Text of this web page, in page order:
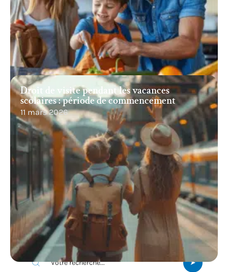
Droit de visite pendant les vacances
scolaires : période de commencement
11 mars 2026
Recherche